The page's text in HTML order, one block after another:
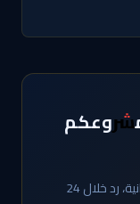
فريقنا في إسطنبول جاهز. استشارة مجانية، رد خلال 24